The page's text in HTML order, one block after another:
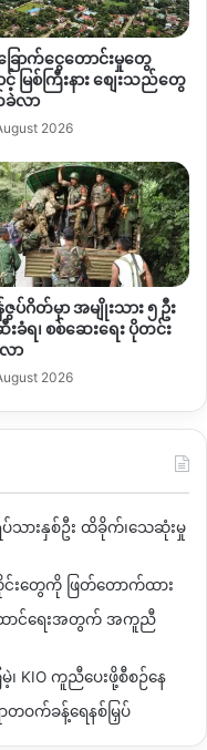
ခြောက်ငွေတောင်းမှုတွေ
င့် မြစ်ကြီးနား စျေးသည်တွေ
လာ
2026
ပ်ဂိတ်မှာ အမျိုးသား ၅ ဦး
းခံရ၊ စစ်ဆေးရေး ပိုတင်း
ာ
2026
သားနှစ်ဦး ထိခိုက်၊သေဆုံးမှု
င်းတွေကို ဖြတ်တောက်ထား
ထောင်ရေးအတွက် အကူညီ
၊ KIO ကူညီပေးဖို့စီစဉ်နေ
တဝက်ခန့်ရေနစ်မြှပ်